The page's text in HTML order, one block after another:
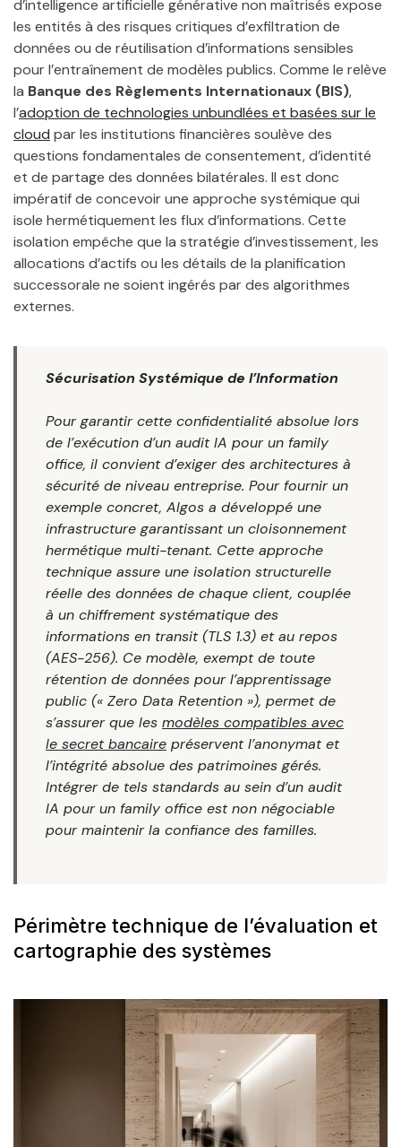
d’intelligence artificielle générative non maîtrisés expose
les entités à des risques critiques d’exfiltration de
données ou de réutilisation d’informations sensibles
pour l’entraînement de modèles publics. Comme le relève
la Banque des Règlements Internationaux (BIS),
l’adoption de technologies unbundlées et basées sur le
cloud par les institutions financières soulève des
questions fondamentales de consentement, d’identité
et de partage des données bilatérales. Il est donc
impératif de concevoir une approche systémique qui
isole hermétiquement les flux d’informations. Cette
isolation empêche que la stratégie d’investissement, les
allocations d’actifs ou les détails de la planification
successorale ne soient ingérés par des algorithmes
externes.
Sécurisation Systémique de l’Information
Pour garantir cette confidentialité absolue lors
de l’exécution d’un audit IA pour un family
office, il convient d’exiger des architectures à
sécurité de niveau entreprise. Pour fournir un
exemple concret, Algos a développé une
infrastructure garantissant un cloisonnement
hermétique multi-tenant. Cette approche
technique assure une isolation structurelle
réelle des données de chaque client, couplée
à un chiffrement systématique des
informations en transit (TLS 1.3) et au repos
(AES-256). Ce modèle, exempt de toute
rétention de données pour l’apprentissage
public (« Zero Data Retention »), permet de
s’assurer que les modèles compatibles avec
le secret bancaire préservent l’anonymat et
l’intégrité absolue des patrimoines gérés.
Intégrer de tels standards au sein d’un audit
IA pour un family office est non négociable
pour maintenir la confiance des familles.
Périmètre technique de l’évaluation et
cartographie des systèmes